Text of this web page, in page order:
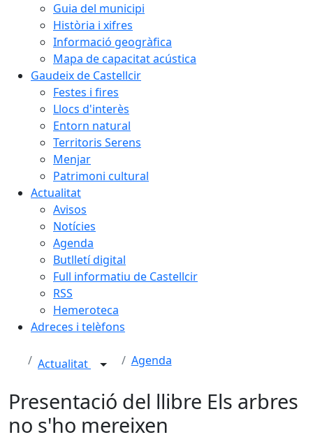
Guia del municipi
Història i xifres
Informació geogràfica
Mapa de capacitat acústica
Gaudeix de Castellcir
Festes i fires
Llocs d'interès
Entorn natural
Territoris Serens
Menjar
Patrimoni cultural
Actualitat
Avisos
Notícies
Agenda
Butlletí digital
Full informatiu de Castellcir
RSS
Hemeroteca
Adreces i telèfons
Actualitat Agenda
Presentació del llibre Els arbres
no s'ho mereixen